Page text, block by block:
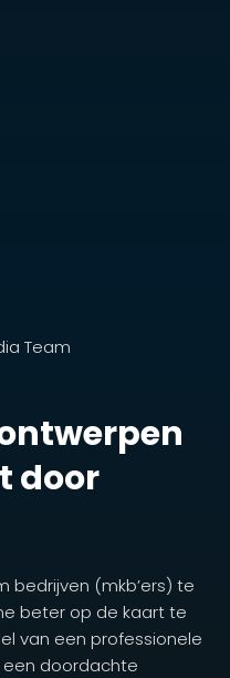
door
bedrijven (mkb’ers) te
beter op de kaart te
van een professionele
doordachte